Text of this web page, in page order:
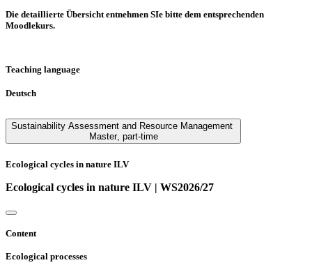
Die detaillierte Übersicht entnehmen SIe bitte dem entsprechenden
Moodlekurs.
Teaching language
Deutsch
Sustainability Assessment and Resource Management
Master, part-time
Ecological cycles in nature ILV
Ecological cycles in nature ILV | WS2026/27
Content
Ecological processes